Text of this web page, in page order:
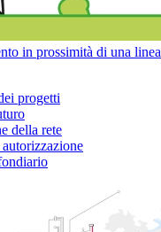
in prossimità di una linea
progetti
della rete